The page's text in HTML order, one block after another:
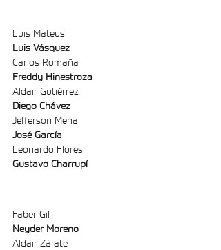
Luis Mateus
Luis Vásquez
Carlos Romaña
Freddy Hinestroza
Aldair Gutiérrez
Diego Chávez
Jefferson Mena
José García
Leonardo Flores
Gustavo Charrupí
Faber Gil
Neyder Moreno
Aldair Zárate